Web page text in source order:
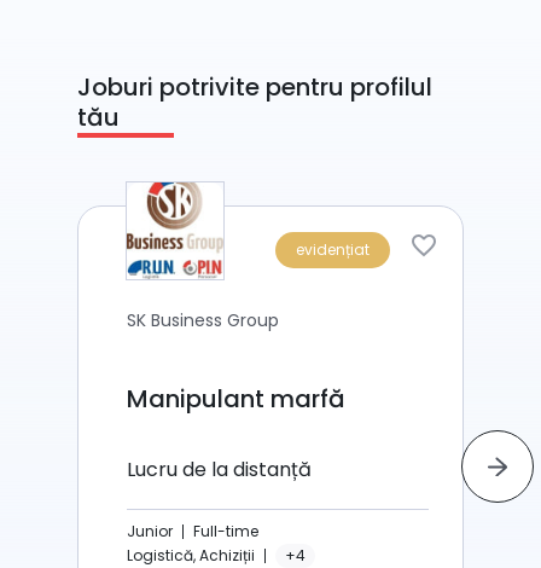
Joburi potrivite pentru profilul
tău
evidențiat
SK Business Group
Manipulant marfă
Lucru de la distanță
Junior
Full-time
Logistică, Achiziții
+4